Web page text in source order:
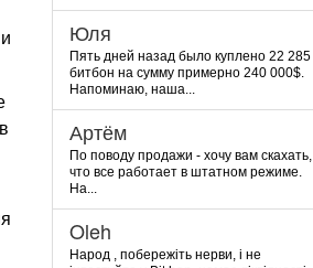
Юля
Пять дней назад было куплено 22 285
битбон на сумму примерно 240 000$.
Напоминаю, наша...
Артём
По поводу продажи - хочу вам скахать,
что все работает в штатном режиме.
На...
Oleh
Народ , побережіть нерви, і не